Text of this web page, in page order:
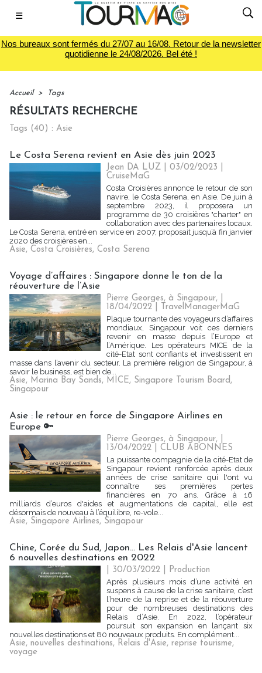
☰
Nos bureaux sont fermés du 27/07 au 16/08. Retour de la newsletter
quotidienne le 24/08/2026. Bel été !
Accueil > Tags
RÉSULTATS RECHERCHE
Tags (40) : Asie
Le Costa Serena revient en Asie dès juin 2023
Jean DA LUZ | 03/02/2023
CruiseMaG
Costa Croisières annonce le retour de son
navire, le Costa Serena, en Asie. De juin à
septembre 2023, il proposera un
programme de 30 croisières "charter" en
collaboration avec des partenaires locaux.
Le Costa Serena, entré en service en 2007, proposait jusqu’à fin janvier
2020 des croisières en...
Asie, Costa Croisières, Costa Serena
Voyage d’affaires : Singapore donne le ton de la
réouverture de l’Asie
Pierre Georges, à Singapour, |
18/04/2022
TravelManagerMaG
Plaque tournante des voyageurs d’affaires
mondiaux, Singapour voit ces derniers
revenir en masse depuis l’Europe et
l’Amérique. Les opérateurs MICE de la
cité-Etat sont confiants et investissent en
masse dans l’avenir du secteur. La première religion de Singapour, à
savoir le business, est bien de...
Asie, Marina Bay Sands, MICE, Singapore Tourism Board,
Singapour
Asie : le retour en force de Singapore Airlines en
Europe 🔑
Pierre Georges, à Singapour, |
13/04/2022 |CLUB ABONNES
La puissante compagnie de la cité-Etat de
Singapour revient renforcée après deux
années de crise sanitaire qui l'ont vu
connaître ses premières pertes
financières en 70 ans. Grâce à 16
milliards d’euros d'aides et augmentations de capital, elle est
désormais de nouveau à l’équilibre, re-vole...
Asie, Singapore Airlines, Singapour
Chine, Corée du Sud, Japon... Les Relais d'Asie lancent
6 nouvelles destinations en 2022
| 30/03/2022
Production
Après plusieurs mois d’une activité en
suspens à cause de la crise sanitaire, c’est
l’heure de la reprise et de la réouverture
pour de nombreuses destinations des
Relais d’Asie. En 2022, l’opérateur
poursuit son expansion en lançant six
nouvelles destinations et 80 nouveaux produits. En complément...
Asie, nouvelles destinations, Relais d'Asie, reprise tourisme,
voyage